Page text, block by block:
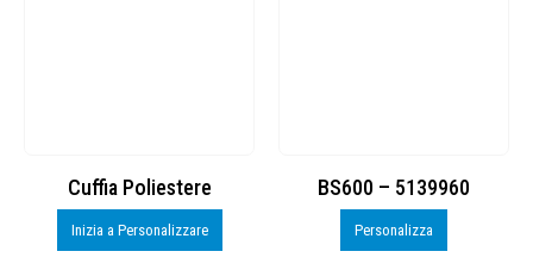
Cuffia Poliestere
Inizia a Personalizzare
BS600 – 5139960
Personalizza